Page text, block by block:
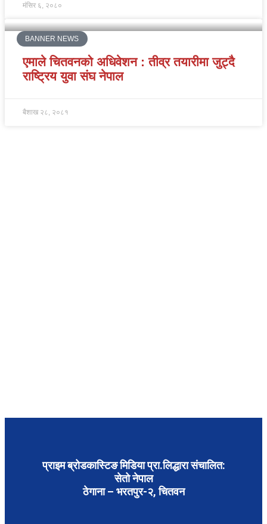
मंसिर ६, २०८०
BANNER NEWS
एमाले चितवनको अधिवेशन : तीव्र तयारीमा जुट्दै
राष्ट्रिय युवा संघ नेपाल
बैशाख २८, २०८१
प्राइम ब्रोडकास्टिङ मिडिया प्रा.लिद्धारा संचालित:
सेतो नेपाल
ठेगाना – भरतपुर-२, चितवन